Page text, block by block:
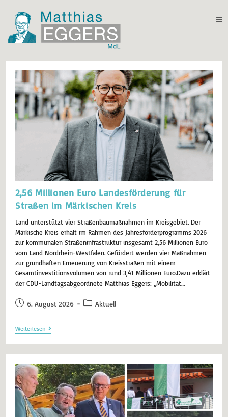
2,56 Millionen Euro Landesförderung für
Straßen im Märkischen Kreis
Land unterstützt vier Straßenbaumaßnahmen im Kreisgebiet. Der
Märkische Kreis erhält im Rahmen des Jahresförderprogramms 2026
zur kommunalen Straßeninfrastruktur insgesamt 2,56 Millionen Euro
vom Land Nordrhein-Westfalen. Gefördert werden vier Maßnahmen
zur grundhaften Erneuerung von Kreisstraßen mit einem
Gesamtinvestitionsvolumen von rund 3,41 Millionen Euro.Dazu erklärt
der CDU-Landtagsabgeordnete Matthias Eggers: „Mobilität…
6. August 2026 Aktuell
Weiterlesen